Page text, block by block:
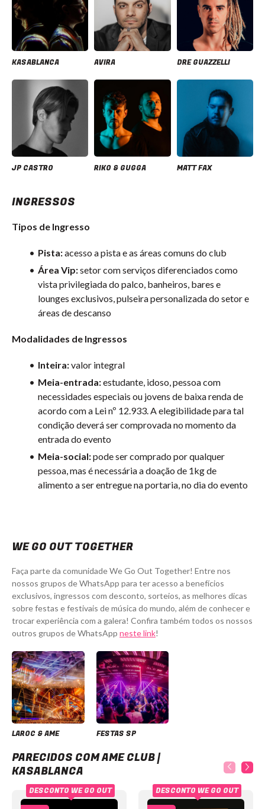
KASABLANCA AVIRA DRE GUAZZELLI
JP CASTRO RIKO & GUGGA MATT FAX
INGRESSOS
Tipos de Ingresso
Pista:acesso a pista e as áreas comuns do club
Área Vip:setor com serviços diferenciados como
vista privilegiada do palco, banheiros, bares e
lounges exclusivos, pulseira personalizada do setor e
áreas de descanso
Modalidades de Ingressos
Inteira:valor integral
Meia-entrada:estudante, idoso, pessoa com
necessidades especiais ou jovens de baixa renda de
acordo com a Lei nº 12.933. A elegibilidade para tal
condição deverá ser comprovada no momento da
entrada do evento
Meia-social:pode ser comprado por qualquer
pessoa, mas é necessária a doação de 1kg de
alimento a ser entregue na portaria, no dia do evento
WE GO OUT TOGETHER
Faça parte da comunidade We Go Out Together! Entre nos
nossos grupos de WhatsApp para ter acesso a benefícios
exclusivos, ingressos com desconto, sorteios, as melhores dicas
sobre festas e festivais de música do mundo, além de conhecer e
trocar experiência com a galera! Confira também todos os nossos
outros grupos de WhatsApp neste link!
LAROC & AME FESTAS SP
PARECIDOS COM AME CLUB |
KASABLANCA
DESCONTO WE GO OUT DESCONTO WE GO OUT